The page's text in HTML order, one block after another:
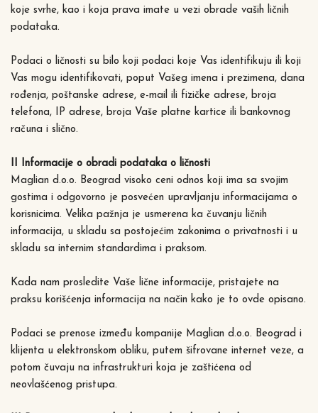
koje svrhe, kao i koja prava imate u vezi obrade vaših ličnih
podataka.
Podaci o ličnosti su bilo koji podaci koje Vas identifikuju ili koji
Vas mogu identifikovati, poput Vašeg imena i prezimena, dana
rođenja, poštanske adrese, e-mail ili fizičke adrese, broja
telefona, IP adrese, broja Vaše platne kartice ili bankovnog
računa i slično.
II Informacije o obradi podataka o ličnosti
Maglian d.o.o. Beograd visoko ceni odnos koji ima sa svojim
gostima i odgovorno je posvećen upravljanju informacijama o
korisnicima. Velika pažnja je usmerena ka čuvanju ličnih
informacija, u skladu sa postojećim zakonima o privatnosti i u
skladu sa internim standardima i praksom.
Kada nam prosledite Vaše lične informacije, pristajete na
praksu korišćenja informacija na način kako je to ovde opisano.
Podaci se prenose između kompanije Maglian d.o.o. Beograd i
klijenta u elektronskom obliku, putem šifrovane internet veze, a
potom čuvaju na infrastrukturi koja je zaštićena od
neovlašćenog pristupa.